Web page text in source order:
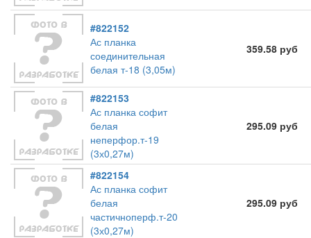
#822152
Ас планка
соединительная
белая т-18 (3,05м)
359.58 руб
#822153
Ас планка софит
белая
неперфор.т-19
(3х0,27м)
295.09 руб
#822154
Ас планка софит
белая
частичноперф.т-20
(3х0,27м)
295.09 руб